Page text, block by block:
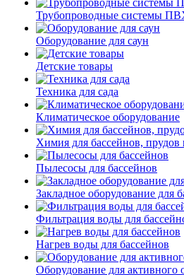
Трубопроводные системы
Оборудование для саун
Детские товары
Техника для сада
Климатическое оборудование
Химия для бассейнов, прудов
Пылесосы для бассейнов
Закладное оборудование для
Фильтрация воды для
Нагрев воды для бассейнов
Оборудование для активного